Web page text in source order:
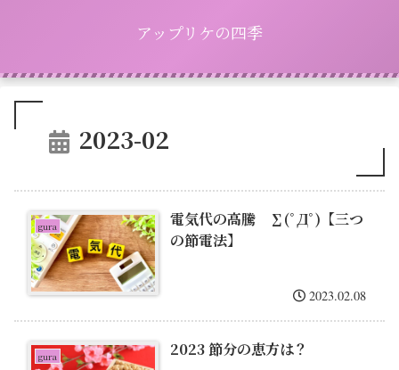
アップリケの四季
2023-02
gura
電気代の高騰 ∑(ﾟДﾟ)【三つ
の節電法】
2023.02.08
gura 2023 節分の恵方は？